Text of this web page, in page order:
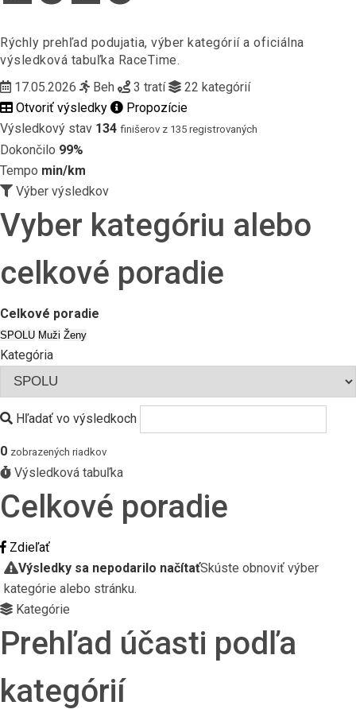
Rýchly prehľad podujatia, výber kategórií a oficiálna
výsledková tabuľka RaceTime.
17.05.2026
Beh 3 tratí
22 kategórií
Otvoriť výsledky
Propozície
Výsledkový stav 134 finišerov z 135 registrovaných
Dokončilo 99%
Tempo min/km
Výber výsledkov
Vyber kategóriu alebo
celkové poradie
Celkové poradie
SPOLU Muži Ženy
Kategória
Hľadať vo výsledkoch
0 zobrazených riadkov
Výsledková tabuľka
Celkové poradie
Zdieľať
Výsledky sa nepodarilo načítaťSkúste obnoviť výber
kategórie alebo stránku.
Kategórie
Prehľad účasti podľa
kategórií